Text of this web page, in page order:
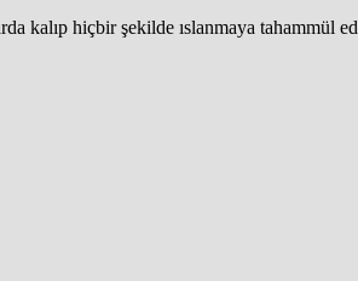
kalıp hiçbir şekilde ıslanmaya tahammül